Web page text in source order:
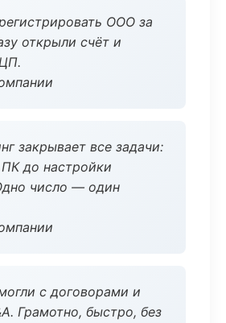
ООО за
открыли счёт и
закрывает все задачи:
до настройки
число — один
с договорами и
Грамотно, быстро, без